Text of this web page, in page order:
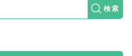
、お車の月々利用料をカ
検索